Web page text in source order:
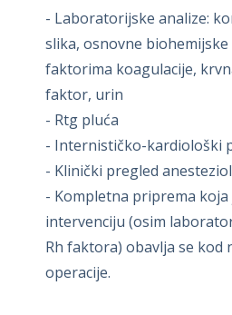
- Laboratorijske analize:
slika, osnovne biohemijske
faktorima koagulacije,
faktor, urin
- Rtg pluća
- Internističko-kardiološki
- Klinički pregled
- Kompletna priprema
intervenciju (osim
Rh faktora) obavlja se kod
operacije.